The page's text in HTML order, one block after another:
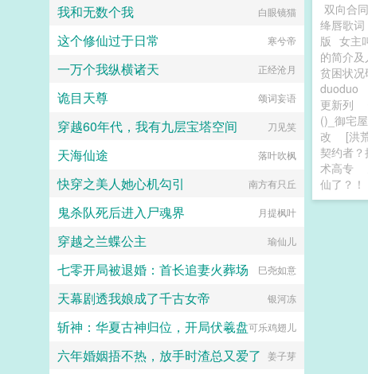
双向合同
绛唇歌词
版 女主
的简介
贫困状
duoduo
更新列
()_御宅屋
改
[洪
契约者
术高专
仙了？！
我和无数个我 白眼镜猫
这个修仙过于日常 寒兮帝
一万个我纵横诸天 正经沧月
诡目天尊 颂词妄语
穿越60年代，我有九层宝塔空间 刀见笑
天海仙途 落叶吹枫
快穿之美人她心机勾引 南方有只丘
鬼杀队死后进入尸魂界 月提枫叶
穿越之兰蝶公主 瑜仙儿
七零开局被退婚：首长追妻火葬场 巳尧如意
天幕剧透我娘成了千古女帝 银河冻
斩神：华夏古神归位，开局伏羲盘可乐鸡翅儿
六年婚姻捂不热，放手时渣总又爱了 姜子芽